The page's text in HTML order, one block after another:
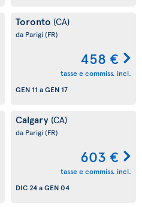
Toronto (CA)
da Parigi(FR)
458 €
tasse e commiss. incl.
GEN 11 aGEN 17
Calgary (CA)
da Parigi(FR)
603 €
tasse e commiss. incl.
DIC 24aGEN 04